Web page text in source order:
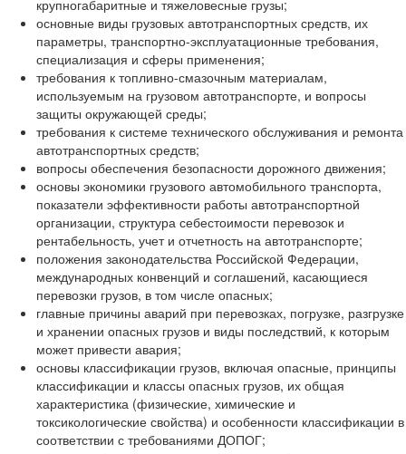
крупногабаритные и тяжеловесные грузы;
основные виды грузовых автотранспортных средств, их
параметры, транспортно-эксплуатационные требования,
специализация и сферы применения;
требования к топливно-смазочным материалам,
используемым на грузовом автотранспорте, и вопросы
защиты окружающей среды;
требования к системе технического обслуживания и ремонта
автотранспортных средств;
вопросы обеспечения безопасности дорожного движения;
основы экономики грузового автомобильного транспорта,
показатели эффективности работы автотранспортной
организации, структура себестоимости перевозок и
рентабельность, учет и отчетность на автотранспорте;
положения законодательства Российской Федерации,
международных конвенций и соглашений, касающиеся
перевозки грузов, в том числе опасных;
главные причины аварий при перевозках, погрузке, разгрузке
и хранении опасных грузов и виды последствий, к которым
может привести авария;
основы классификации грузов, включая опасные, принципы
классификации и классы опасных грузов, их общая
характеристика (физические, химические и
токсикологические свойства) и особенности классификации в
соответствии с требованиями ДОПОГ;